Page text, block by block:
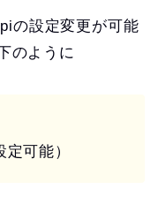
の設定変更が可能
のように
可能）